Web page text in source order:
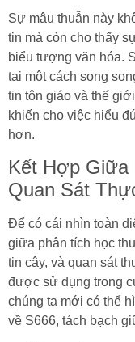
Sự mâu thuẫn này
tin mà còn cho thấy
biểu tượng văn hóa.
tại một cách song
tin tôn giáo và thế
khiến cho việc hiểu
hơn.
Kết Hợp Giữa
Quan Sát
Để có cái nhìn toàn
giữa phân tích học
tin cậy, và quan sát
được sử dụng trong
chúng ta mới có thể
về S666, tách bạch